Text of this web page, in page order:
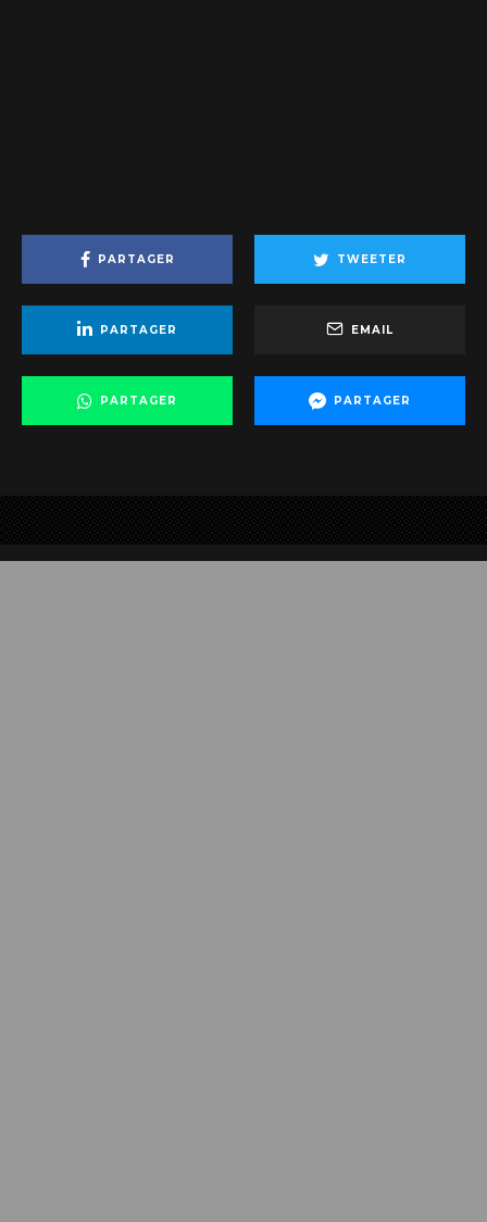
PARTAGER TWEETER
PARTAGER EMAIL
PARTAGER PARTAGER